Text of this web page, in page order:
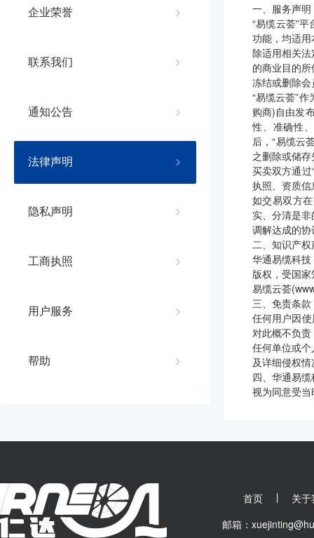
企业荣誉
联系我们
通知公告
法律声明
隐私声明
工商执照
用户服务
帮助
一、服务声明
“易缆云荟”
功能，均适
除适用相关
的商业目的
冻结或删除
“易缆云荟”
购商)自由发
性、准确性
后，“易缆云
之删除或储
买卖双方通
执照、资质
如交易双方
实、分清是
调解达成的
二、知识产
华通易缆科
版权，受国
易缆云荟
三、免责条款
任何用户因
对此概不负
任何单位或
及详细侵权
四、华通易
视为同意受
首页
关
邮箱：